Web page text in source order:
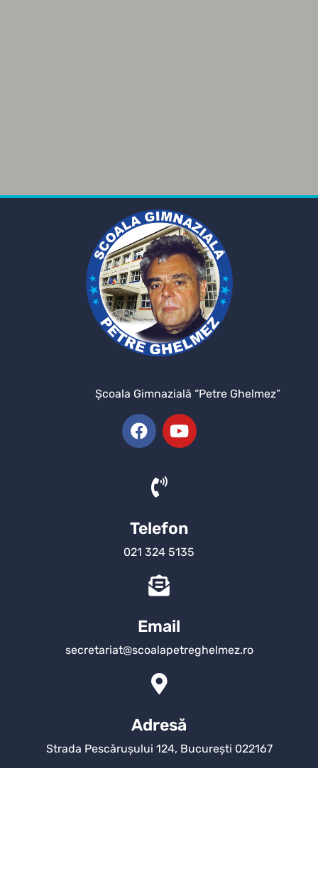
Şcoala Gimnazială “Petre Ghelmez”
Telefon
021 324 5135
Email
secretariat@scoalapetreghelmez.ro
Adresă
Strada Pescărușului 124, București 022167